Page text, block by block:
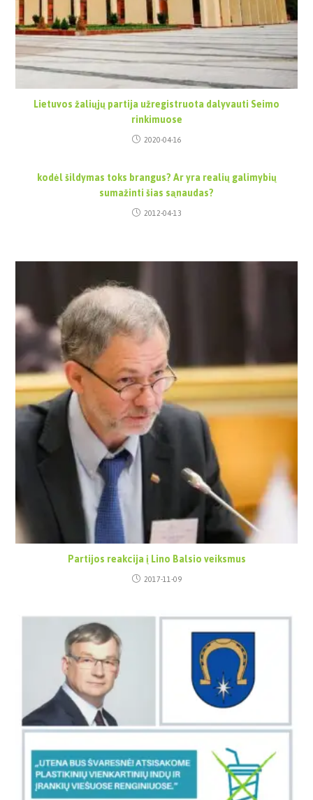
Lietuvos žaliųjų partija užregistruota dalyvauti Seimo
rinkimuose
2020-04-16
kodėl šildymas toks brangus? Ar yra realių galimybių
sumažinti šias sąnaudas?
2012-04-13
Partijos reakcija į Lino Balsio veiksmus
2017-11-09